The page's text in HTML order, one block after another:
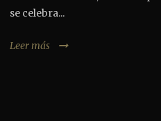
se celebra...
Leer más